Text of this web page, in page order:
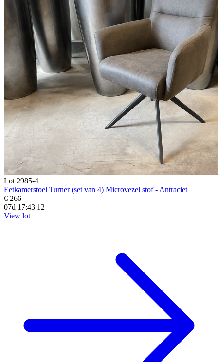
Lot 2985-4
Eetkamerstoel Turner (set van 4) Microvezel stof - Antraciet
€ 266
07d 17:43:10
View lot